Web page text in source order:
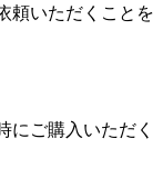
頼いただくことを
にご購入いただく